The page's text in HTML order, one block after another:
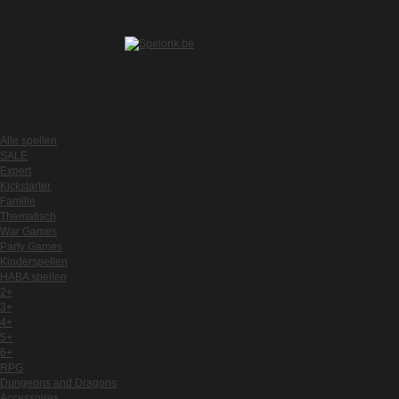
Alle spellen
SALE
Expert
Kickstarter
Familie
Thematisch
War Games
Party Games
Kinderspellen
HABA spellen
2+
3+
4+
5+
6+
RPG
Dungeons and Dragons